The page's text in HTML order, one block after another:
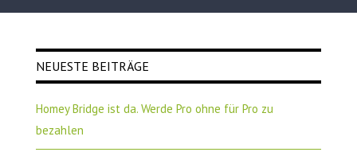
NEUESTE BEITRÄGE
Homey Bridge ist da. Werde Pro ohne für Pro zu
bezahlen